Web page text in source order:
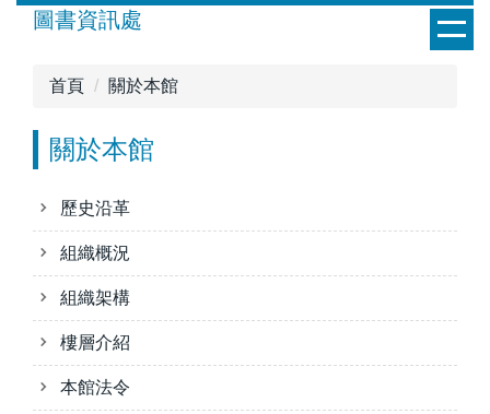
圖書資訊處
首頁 關於本館
關於本館
歷史沿革
組織概況
組織架構
樓層介紹
本館法令